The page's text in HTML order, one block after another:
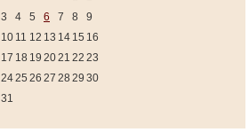
3
4 5 6 7 8
9
10 11 12 13 14 15 16
17 18 19 2021 22 23
2425 26 27 28 29 30
31